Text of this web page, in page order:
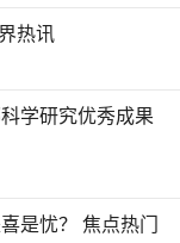
热讯
学研究优秀成果
是忧？ 焦点热门